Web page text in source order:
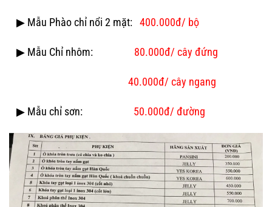
▶ Mẫu Phào chỉ nổi 2 mặt: 400.000đ/ bộ
▶ Mẫu Chỉ nhôm: 80.000đ/ cây đứng
40.000đ/ cây ngang
▶ Mẫu chỉ sơn: 50.000đ/ đường